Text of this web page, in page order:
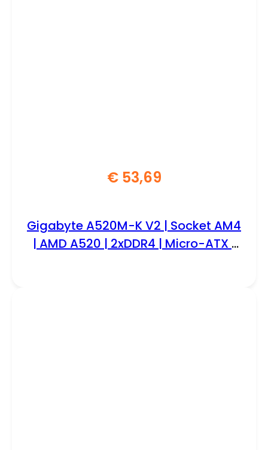
€53,69
Gigabyte A520M-K V2 | Socket AM4
| AMD A520 | 2xDDR4 | Micro-ATX |